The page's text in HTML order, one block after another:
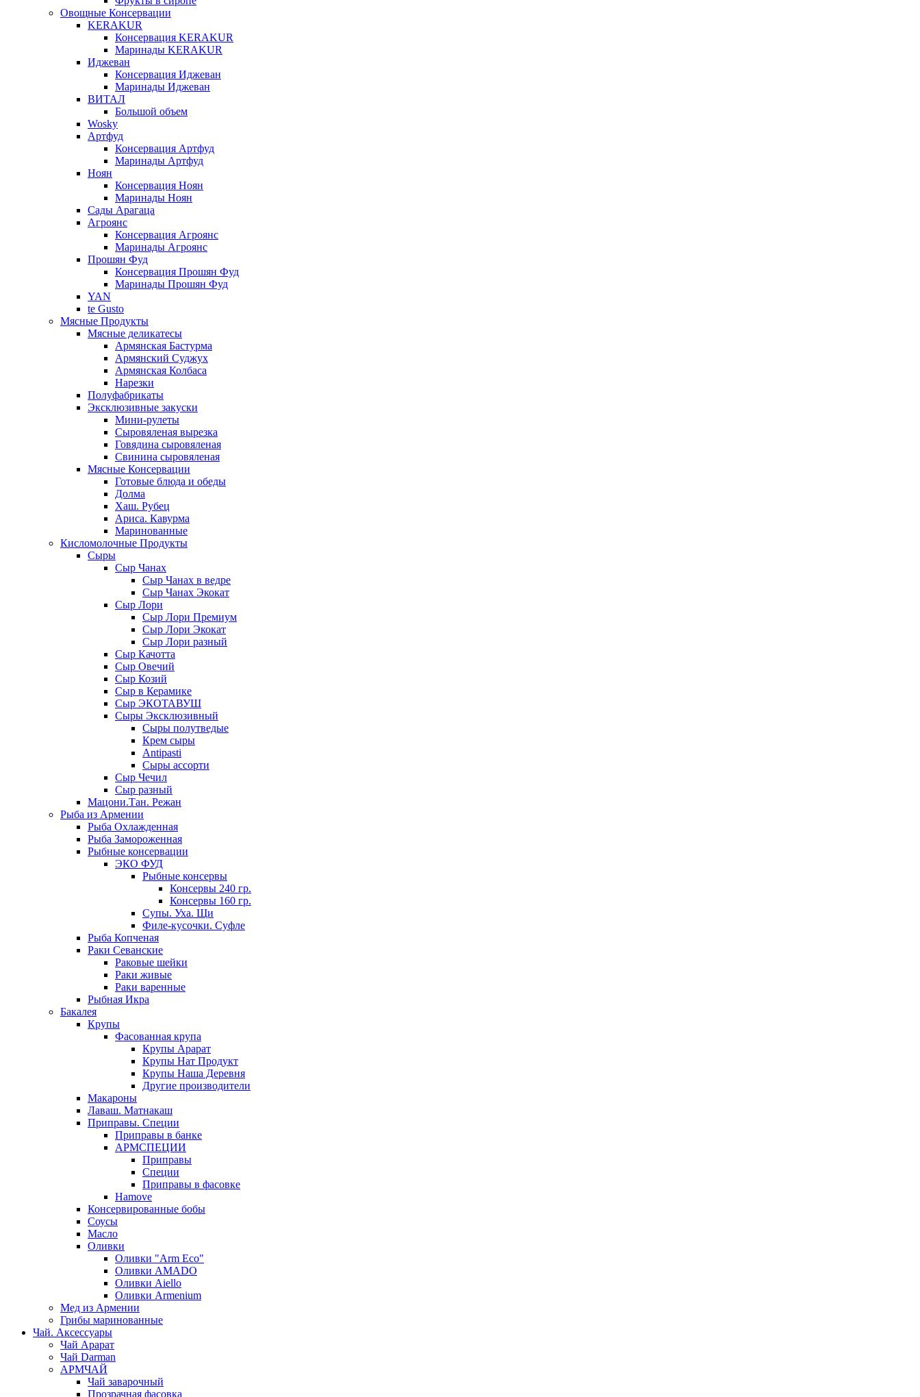
Овощные Консервации
KERAKUR
Консервация KERAKUR
Маринады KERAKUR
Иджеван
Консервация Иджеван
Маринады Иджеван
ВИТАЛ
Большой объем
Wosky
Артфуд
Консервация Артфуд
Маринады Артфуд
Ноян
Консервация Ноян
Маринады Ноян
Сады Арагаца
Агроянс
Консервация Агроянс
Маринады Агроянс
Прошян Фуд
Консервация Прошян Фуд
Маринады Прошян Фуд
YAN
te Gusto
Мясные Продукты
Мясные деликатесы
Армянская Бастурма
Армянский Суджух
Армянская Колбаса
Нарезки
Полуфабрикаты
Эксклюзивные закуски
Мини-рулеты
Сыровяленая вырезка
Говядина сыровяленая
Свинина сыровяленая
Мясные Консервации
Готовые блюда и обеды
Долма
Хаш. Рубец
Ариса. Кавурма
Маринованные
Кисломолочные Продукты
Сыры
Сыр Чанах
Сыр Чанах в ведре
Сыр Чанах Экокат
Сыр Лори
Сыр Лори Премиум
Сыр Лори Экокат
Сыр Лори разный
Сыр Качотта
Сыр Овечий
Сыр Козий
Сыр в Керамике
Сыр ЭКОТАВУШ
Сыры Эксклюзивный
Сыры полутведые
Крем сыры
Antipasti
Сыры ассорти
Сыр Чечил
Сыр разный
Мацони.Тан. Режан
Рыба из Армении
Рыба Охлажденная
Рыба Замороженная
Рыбные консервации
ЭКО ФУД
Рыбные консервы
Консервы 240 гр.
Консервы 160 гр.
Супы. Уха. Щи
Филе-кусочки. Суфле
Рыба Копченая
Раки Севанские
Раковые шейки
Раки живые
Раки варенные
Рыбная Икра
Бакалея
Крупы
Фасованная крупа
Крупы Арарат
Крупы Нат Продукт
Крупы Наша Деревня
Другие производители
Макароны
Лаваш. Матнакаш
Приправы. Специи
Приправы в банке
АРМСПЕЦИИ
Приправы
Специи
Приправы в фасовке
Hamove
Консервированные бобы
Соусы
Масло
Оливки
Оливки "Arm Eco"
Оливки AMADO
Оливки Aiello
Оливки Armenium
Мед из Армении
Грибы маринованные
Чай. Аксессуары
Чай Арарат
Чай Darman
АРМЧАЙ
Чай заварочный
Прозрачная фасовка